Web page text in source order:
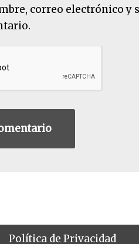
correo electrónico y
Política de Privacidad